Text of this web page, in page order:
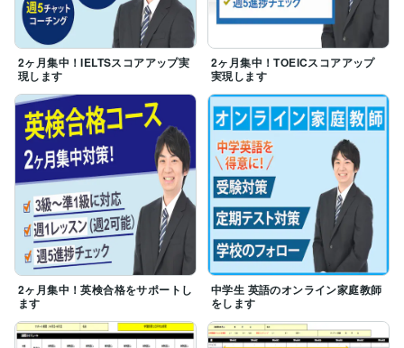
2ヶ月集中！IELTSスコアアップ実
現します
2ヶ月集中！TOEICスコアアップ
実現します
2ヶ月集中！英検合格をサポートし
ます
中学生 英語のオンライン家庭教師
をします